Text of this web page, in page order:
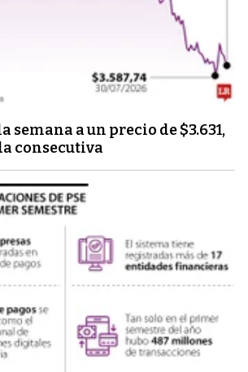
semana a un precio de $3.631,
consecutiva